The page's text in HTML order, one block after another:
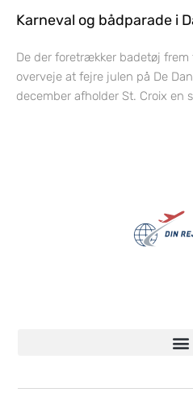
Karneval og bådparade i
De der foretrækker badetøj frem
overveje at fejre julen på De
december afholder St. Croix en